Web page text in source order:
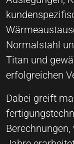
Normalstahl
Titan und
erfolgreichen
Dabei greift